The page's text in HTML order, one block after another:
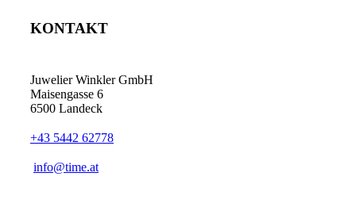
KONTAKT
Juwelier Winkler GmbH
Maisengasse 6
6500 Landeck
+43 5442 62778
info@time.at